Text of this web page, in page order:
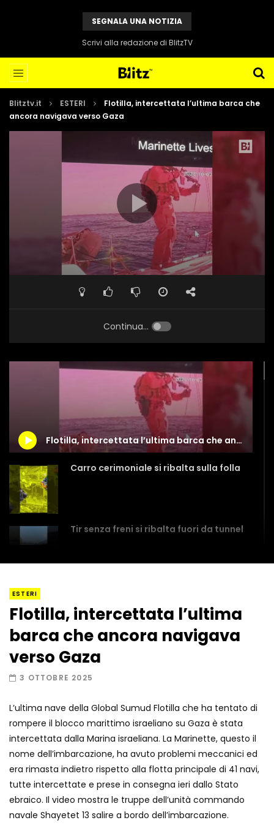
SEGNALA UNA NOTIZIA
Scrivi alla redazione di BlitzTV
Blitztv.it ESTERI
Flotilla, intercettata l’ultima barca che
ancora navigava verso Gaza
Continua...
Flotilla, intercettata l’ultima barca che ancora navigava verso Gaza
Carro cerimoniale si ribalta sulla folla
Tir senza freni si ribalta fuori da tunnel
Amiocuggino fa saltare in aria il drone
Record di baci in 30 secondi
Due navi USA si scontrano in mare
ESTERI
Flotilla, intercettata l’ultima
barca che ancora navigava
verso Gaza
3 OTTOBRE 2025
L’ultima nave della Global Sumud Flotilla che ha tentato di
rompere il blocco marittimo israeliano su Gaza è stata
intercettata dalla Marina israeliana. La Marinette, questo il
nome dell’imbarcazione, ha avuto problemi meccanici ed
era rimasta indietro rispetto alla flotta principale di 41 navi,
tutte intercettate e prese in consegna ieri dallo Stato
ebraico. Il video mostra le truppe dell’unità commando
navale Shayetet 13 salire a bordo dell’imbarcazione.